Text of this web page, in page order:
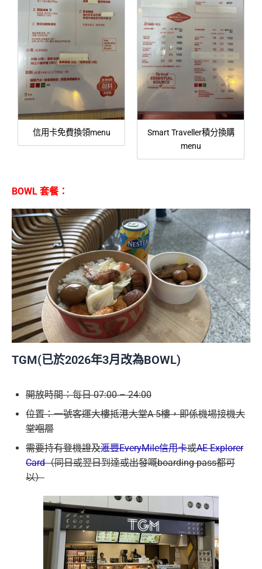
信用卡免費換領menu
Smart Traveller積分換購
menu
BOWL 套餐：
TGM(已於2026年3月改為BOWL)
開放時間：每日 07:00 – 24:00
位置：一號客運大樓抵港大堂A 5樓，即係機場接機大
堂嗰層
需要持有登機證及滙豐EveryMile信用卡或AE Explorer
Card（同日或翌日到達或出發嘅boarding pass都可
以）